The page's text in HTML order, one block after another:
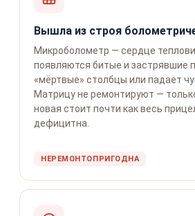
Вышла из строя
Микроболометр — сердце
появляются битые и застрявшие
«мёртвые» столбцы или падает
Матрицу не ремонтируют —
новая стоит почти как весь
дефицитна.
НЕРЕМОНТОПРИГОДНА